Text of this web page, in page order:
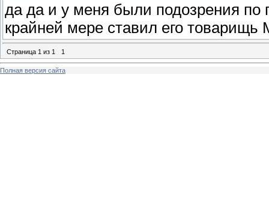
да да и у меня были подозрения по
крайней мере ставил его товарищь
Страница 1 из 1 1
Полная версия сайта